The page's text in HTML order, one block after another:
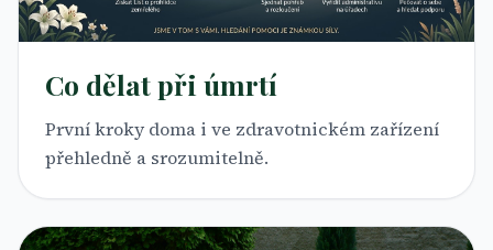
Co dělat při úmrtí
První kroky doma i ve zdravotnickém zařízení
přehledně a srozumitelně.